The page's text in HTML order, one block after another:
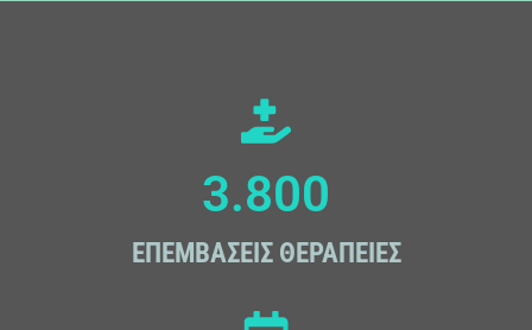
ΕΠΕΜΒΑΣΕΙΣ ΘΕΡΑΠΕΙΕΣ
3.800